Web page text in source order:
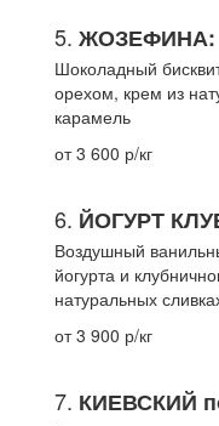
5. ЖОЗЕФИНА:
Шоколадный
орехом, крем из
карамель
от 3 600 р/кг
6. ЙОГУРТ
Воздушный
йогурта и
натуральных
от 3 900 р/кг
7. КИЕВСКИЙ